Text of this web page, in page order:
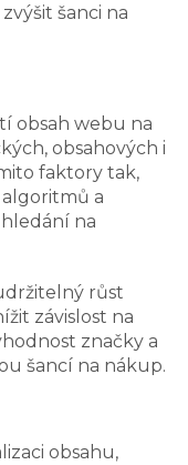
šanci na
obsah webu na
obsahových i
faktory tak,
a
na
růst
závislost na
značky a
šancí na nákup.
obsahu,